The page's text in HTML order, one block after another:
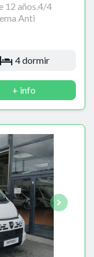
12 años.4/4
Anti
4 dormir
+ info